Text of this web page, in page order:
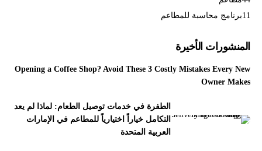
برنامج محاسبة للمطاعم11
المنشورات الأخيرة
Opening a Coffee Shop? Avoid These 3 Costly Mistakes Every New
Owner Makes
الطفرة في خدمات توصيل الطعام: لماذا لم يعد
التكامل خياراً اختيارياً للمطاعم في الإمارات
العربية المتحدة